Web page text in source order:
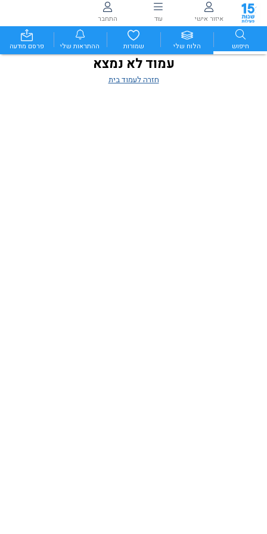
איזור אישי עוד התחבר
חיפוש הלוח שלי שמורות ההתראות שלי פרסם מודעה
עמוד לא נמצא
חזרה לעמוד בית